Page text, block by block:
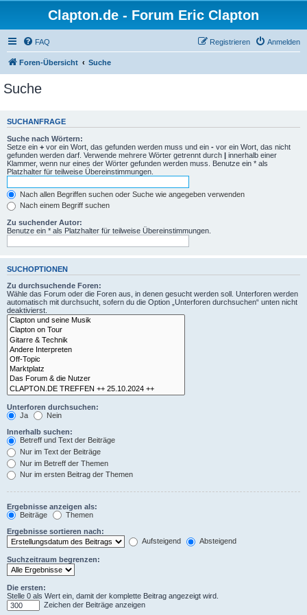
Clapton.de - Forum Eric Clapton
FAQ Anmelden
Registrieren
Foren-Übersicht Suche
Suche
SUCHANFRAGE
Suche nach Wörtern:
Setze ein + vor ein Wort, das gefunden werden muss und ein - vor ein Wort, das nicht
gefunden werden darf. Verwende mehrere Wörter getrennt durch | innerhalb einer
Klammer, wenn nur eines der Wörter gefunden werden muss. Benutze ein * als
Platzhalter für teilweise Übereinstimmungen.
Nach allen Begriffen suchen oder Suche wie angegeben verwenden
Nach einem Begriff suchen
Zu suchender Autor:
Benutze ein * als Platzhalter für teilweise Übereinstimmungen.
SUCHOPTIONEN
Zu durchsuchende Foren:
Wähle das Forum oder die Foren aus, in denen gesucht werden soll. Unterforen werden
automatisch mit durchsucht, sofern du die Option „Unterforen durchsuchen“ unten nicht
deaktivierst.
Unterforen durchsuchen:
Ja
Nein
Innerhalb suchen:
Betreff und Text der Beiträge
Nur im Text der Beiträge
Nur im Betreff der Themen
Nur im ersten Beitrag der Themen
Ergebnisse anzeigen als:
Beiträge
Themen
Ergebnisse sortieren nach:
Aufsteigend
Absteigend
Suchzeitraum begrenzen:
Die ersten:
Stelle 0 als Wert ein, damit der komplette Beitrag angezeigt wird.
Zeichen der Beiträge anzeigen